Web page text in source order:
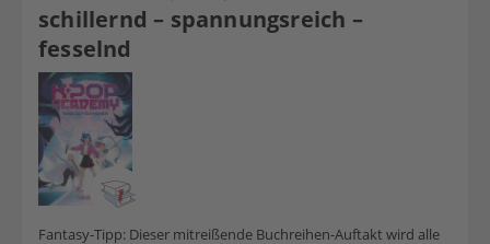
schillernd – spannungsreich –
fesselnd
Fantasy-Tipp: Dieser mitreißende Buchreihen-Auftakt wird alle